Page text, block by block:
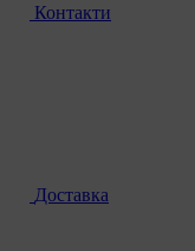
Контакти
Доставка